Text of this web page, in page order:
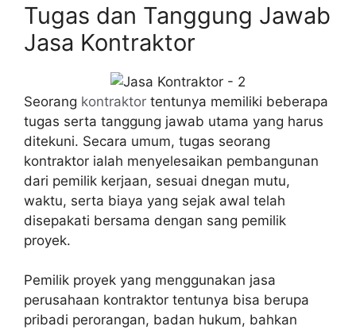
Tugas dan Tanggung Jawab
Jasa Kontraktor
Seorang kontraktor tentunya memiliki beberapa
tugas serta tanggung jawab utama yang harus
ditekuni. Secara umum, tugas seorang
kontraktor ialah menyelesaikan pembangunan
dari pemilik kerjaan, sesuai dnegan mutu,
waktu, serta biaya yang sejak awal telah
disepakati bersama dengan sang pemilik
proyek.
Pemilik proyek yang menggunakan jasa
perusahaan kontraktor tentunya bisa berupa
pribadi perorangan, badan hukum, bahkan